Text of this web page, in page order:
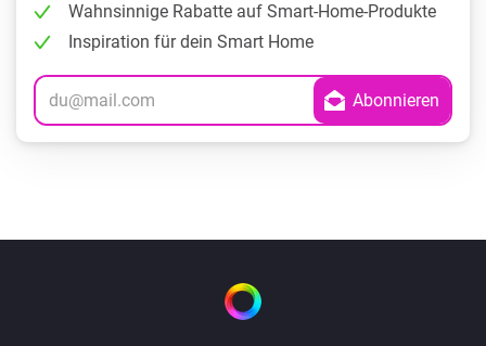
Wahnsinnige Rabatte auf Smart-Home-Produkte
Inspiration für dein Smart Home